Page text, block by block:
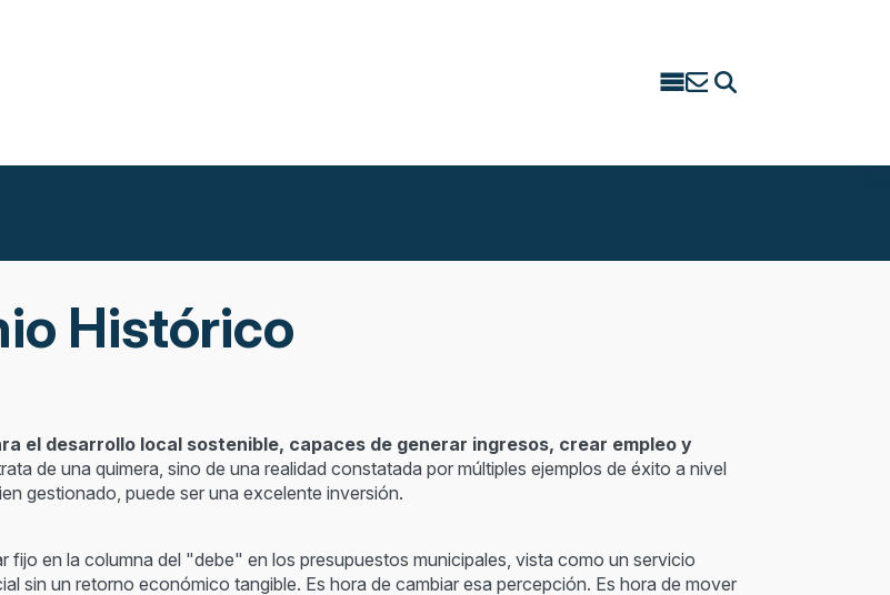
Histórico
el desarrollo local sostenible, capaces de generar ingresos, crear empleo y
de una quimera, sino de una realidad constatada por múltiples ejemplos de éxito a nivel
gestionado, puede ser una excelente inversión.
fijo en la columna del "debe" en los presupuestos municipales, vista como un servicio
sin un retorno económico tangible. Es hora de cambiar esa percepción. Es hora de mover